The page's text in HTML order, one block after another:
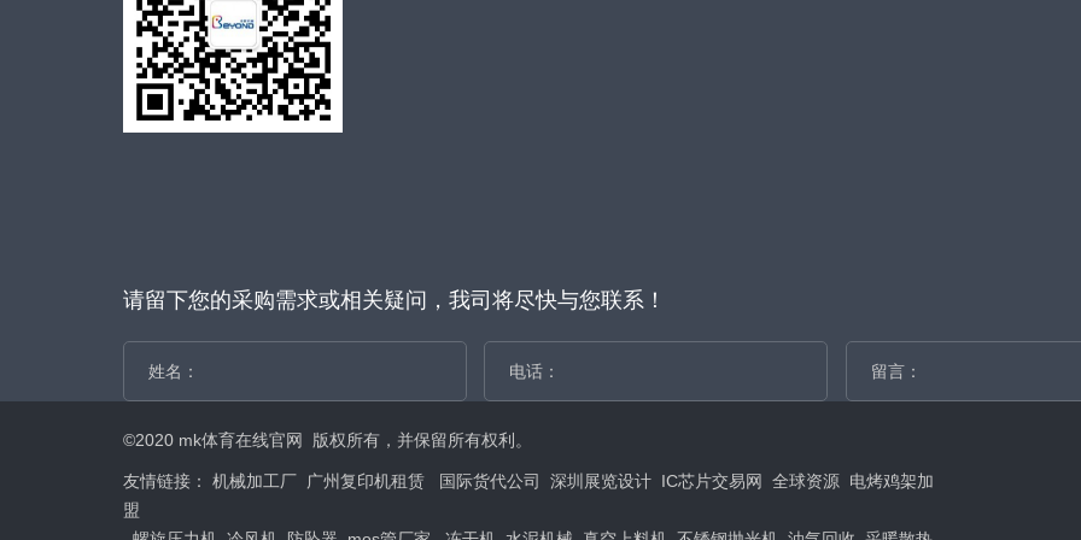
请留下您的采购需求或相关疑问，我司将尽快与您联系！
©2020 mk体育在线官网 版权所有，并保留所有权利。
友情链接： 机械加工厂 广州复印机租赁 国际货代公司 深圳展览设计 IC芯片交易网 全球资源 电烤鸡架加
盟